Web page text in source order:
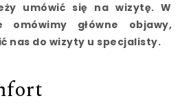
umówić się na wizytę. W
omówimy główne objawy,
nas do wizyty u specjalisty.